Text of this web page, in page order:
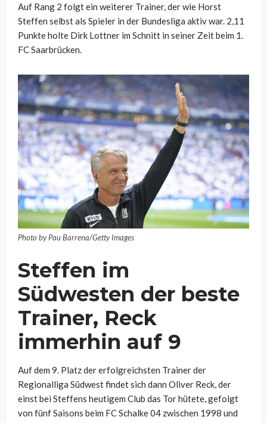
Auf Rang 2 folgt ein weiterer Trainer, der wie Horst
Steffen selbst als Spieler in der Bundesliga aktiv war. 2,11
Punkte holte Dirk Lottner im Schnitt in seiner Zeit beim 1.
FC Saarbrücken.
Photo by Pau Barrena/Getty Images
Steffen im
Südwesten der beste
Trainer, Reck
immerhin auf 9
Auf dem 9. Platz der erfolgreichsten Trainer der
Regionalliga Südwest findet sich dann Oliver Reck, der
einst bei Steffens heutigem Club das Tor hütete, gefolgt
von fünf Saisons beim FC Schalke 04 zwischen 1998 und